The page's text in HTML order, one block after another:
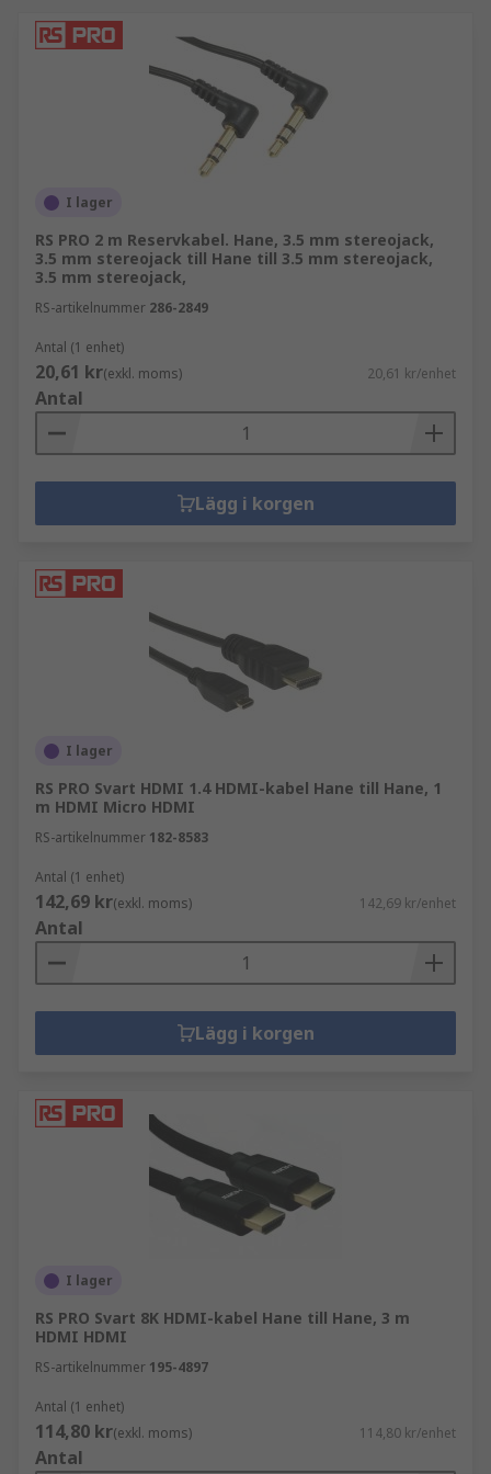
Enkelkärning/flerkärning mikrofon- och
instrumentkabel
Bantam-kabelenheter
Ett sortiment av andra standardpaket med
AV-kablar och kontakttyper, inklusive BNC,
XLR3, fri ände, skott, phono, MMCX, mono,
öppen koaxial.
I lager
RS PRO 2 m Reservkabel. Hane, 3.5 mm stereojack,
3.5 mm stereojack till Hane till 3.5 mm stereojack,
3.5 mm stereojack,
RS-artikelnummer 286-2849
Antal (1 enhet)
20,61 kr(exkl. moms) 20,61 kr/enhet
Antal
Lägg i korgen
I lager
RS PRO Svart HDMI 1.4 HDMI-kabel Hane till Hane, 1
m HDMI Micro HDMI
RS-artikelnummer 182-8583
Antal (1 enhet)
142,69 kr(exkl. moms) 142,69 kr/enhet
Antal
Lägg i korgen
I lager
RS PRO Svart 8K HDMI-kabel Hane till Hane, 3 m
HDMI HDMI
RS-artikelnummer 195-4897
Antal (1 enhet)
114,80 kr(exkl. moms) 114,80 kr/enhet
Antal